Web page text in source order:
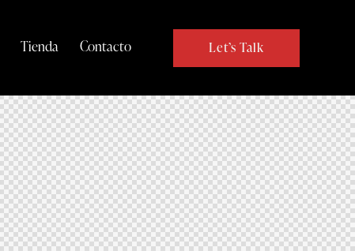
Tienda Contacto Let’s Talk